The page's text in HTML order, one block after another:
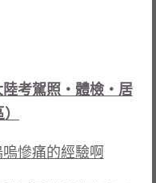
考駕照・體檢・居
慘痛的經驗啊